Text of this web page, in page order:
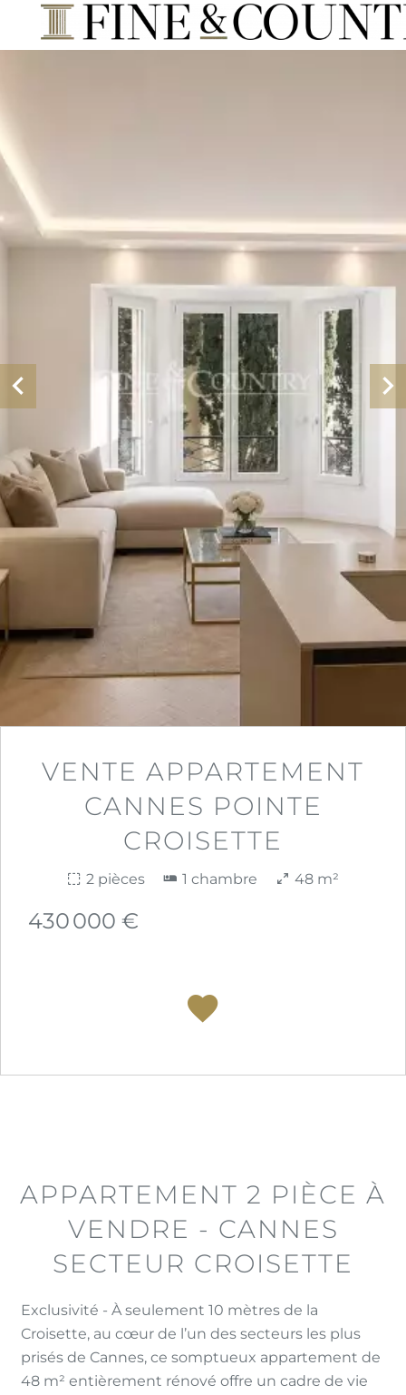
VENTE APPARTEMENT
CANNES POINTE
CROISETTE
2 pièces 1 chambre 48 m²
430 000 €
APPARTEMENT 2 PIÈCE À
VENDRE - CANNES
SECTEUR CROISETTE
Exclusivité - À seulement 10 mètres de la
Croisette, au cœur de l’un des secteurs les plus
prisés de Cannes, ce somptueux appartement de
48 m² entièrement rénové offre un cadre de vie